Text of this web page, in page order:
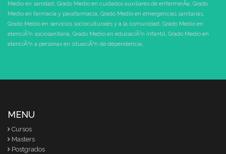
Medio en sanidad, Grado Medio en cuidados auxiliares de enfermerÃ­a, Grado
Medio en farmacia y parafarmacia, Grado Medio en emergencias sanitarias,
Grado Medio en servicios socioculturales y a la comunidad, Grado Medio en
atenciÃ³n sociosanitaria, Grado Medio en educaciÃ³n infantil, Grado Medio en
atenciÃ³n a personas en situaciÃ³n de dependencia,
MENU
Cursos
Masters
Postgrados